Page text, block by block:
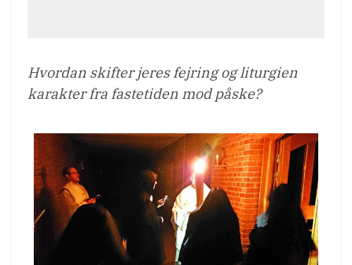
Hvordan skifter jeres fejring og liturgien
karakter fra fastetiden mod påske?